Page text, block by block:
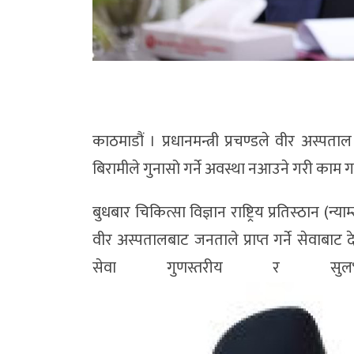
काठमाडौं । प्रधानमन्त्री प्रचण्डले वीर
बिरामीले गुनासो गर्ने अवस्था नआउने गरी काम
बुधबार चिकित्सा विज्ञान राष्ट्रिय प्रतिस्ठान
वीर अस्पतालबाट जनताले प्राप्त गर्ने
सेवा गुणस्तरीय र